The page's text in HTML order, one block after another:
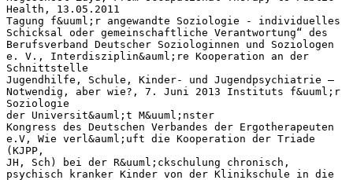
Health, 13.05.2011
Tagung f&uuml;r angewandte Soziologie - individuelles
Schicksal oder gemeinschaftliche Verantwortung“ des
Berufsverband Deutscher Soziologinnen und Soziologen
e. V., Interdisziplin&auml;re Kooperation an der
Schnittstelle
Jugendhilfe, Schule, Kinder- und Jugendpsychiatrie –
Notwendig, aber wie?, 7. Juni 2013 Instituts f&uuml;r
Soziologie
der Universit&auml;t M&uuml;nster
Kongress des Deutschen Verbandes der Ergotherapeuten
e.V, Wie verl&auml;uft die Kooperation der Triade
(KJPP,
JH, Sch) bei der R&uuml;ckschulung chronisch,
psychisch kranker Kinder von der Klinikschule in die